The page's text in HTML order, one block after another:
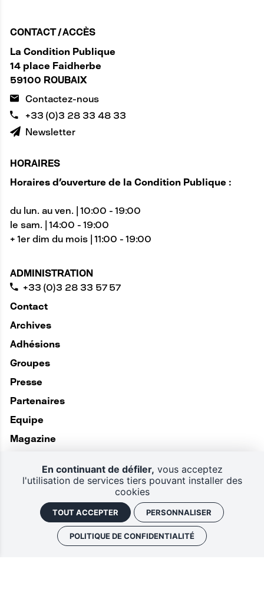
CONTACT / ACCÈS
La Condition Publique
14 place Faidherbe
59100 ROUBAIX
Contactez-nous
+33 (0)3 28 33 48 33
Newsletter
HORAIRES
Horaires d'ouverture de la Condition Publique :
du lun. au ven. | 10:00 - 19:00
le sam. | 14:00 - 19:00
+ 1er dim du mois | 11:00 - 19:00
ADMINISTRATION
+33 (0)3 28 33 57 57
Contact
Archives
Adhésions
Groupes
Presse
Partenaires
Equipe
Magazine
En continuant de défiler, vous acceptez
l'utilisation de services tiers pouvant installer des
cookies
TOUT ACCEPTER PERSONNALISER
POLITIQUE DE CONFIDENTIALITÉ